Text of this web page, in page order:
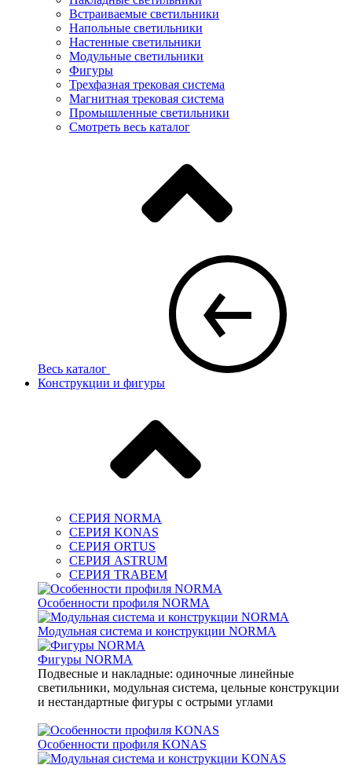
Встраиваемые светильники
Напольные светильники
Настенные светильники
Модульные светильники
Фигуры
Трехфазная трековая система
Магнитная трековая система
Промышленные светильники
Смотреть весь каталог
Весь каталог
Конструкции и фигуры
СЕРИЯ NORMA
СЕРИЯ KONAS
СЕРИЯ ORTUS
СЕРИЯ ASTRUM
СЕРИЯ TRABEM
Особенности профиля NORMA
Модульная система и конструкции NORMA
Фигуры NORMA
Подвесные и накладные: одиночные линейные
светильники, модульная система, цельные конструкции
и нестандартные фигуры с острыми углами
Особенности профиля KONAS